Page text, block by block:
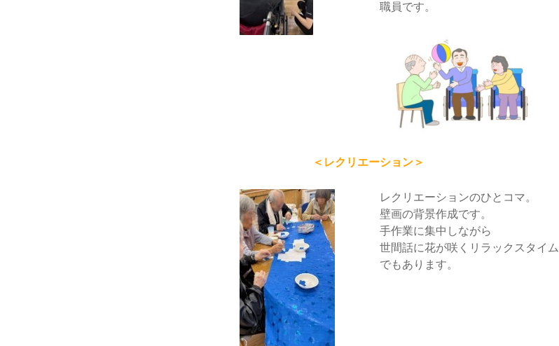
職員です。
＜レクリエーション＞
レクリエーションのひとコマ。
壁画の背景作成です。
手作業に集中しながら
世間話に花が咲くリラックスタイム
でもあります。